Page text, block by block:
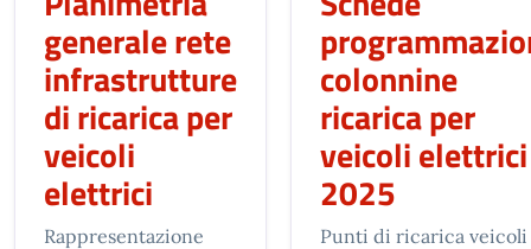
generale rete
infrastrutture
di ricarica per
veicoli
elettrici
Rappresentazione
colonnine
ricarica per
veicoli elettrici
2025
Punti di ricarica veicoli